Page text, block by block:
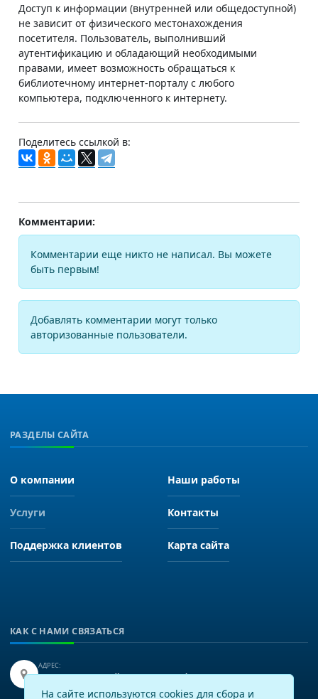
Доступ к информации (внутренней или общедоступной)
не зависит от физического местонахождения
посетителя. Пользователь, выполнивший
аутентификацию и обладающий необходимыми
правами, имеет возможность обращаться к
библиотечному интернет-порталу с любого
компьютера, подключенного к интернету.
Поделитесь ссылкой в:
Комментарии:
Комментарии еще никто не написал. Вы можете
быть первым!
Добавлять комментарии могут только
авторизованные пользователи.
РАЗДЕЛЫ САЙТА
О компании Наши работы
Услуги Контакты
Поддержка клиентов Карта сайта
КАК С НАМИ СВЯЗАТЬСЯ
АДРЕС:
Иркутск, улица Байкальская 249, офис 225.
На сайте используются cookies для сбора и